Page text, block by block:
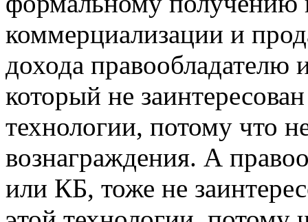
коммерциализации и
дохода правообладателю
который не
технологии, потому что
вознаграждения. А
или КБ, тоже не